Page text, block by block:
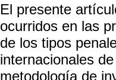
El presente
ocurridos en las
de los tipos
internacionales
metodología de